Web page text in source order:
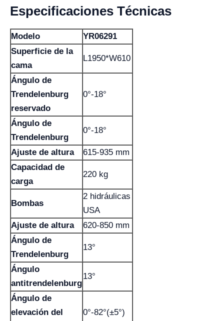
Especificaciones Técnicas
Modelo
YR06291
Superficie de la
cama
L1950*W610
Ángulo de
Trendelenburg
reservado
0°-18°
Ángulo de
Trendelenburg
0°-18°
Ajuste de altura
615-935 mm
Capacidad de
carga
220 kg
Bombas
2 hidráulicas
USA
Ajuste de altura
620-850 mm
Ángulo de
Trendelenburg
13°
Ángulo
antitrendelenburg
13°
Ángulo de
elevación del
0°-82°(±5°)